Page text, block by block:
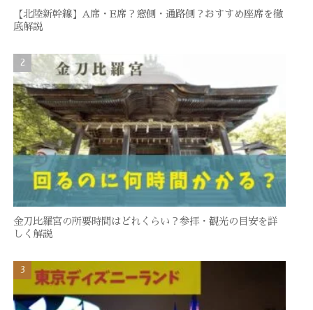
【北陸新幹線】A席・E席？窓側・通路側？おすすめ座席を徹
底解説
金刀比羅宮の所要時間はどれくらい？参拝・観光の目安を詳
しく解説